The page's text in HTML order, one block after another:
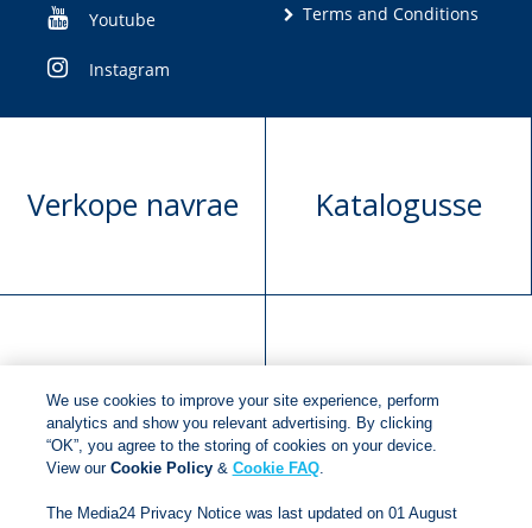
Youtube
Instagram
Terms and Conditions
Verkope navrae Katalogusse
voorlegging
We use cookies to improve your site experience, perform
analytics and show you relevant advertising. By clicking
“OK”, you agree to the storing of cookies on your device.
View our Cookie Policy& Cookie FAQ.
The Media24 Privacy Notice was last updated on 01 August